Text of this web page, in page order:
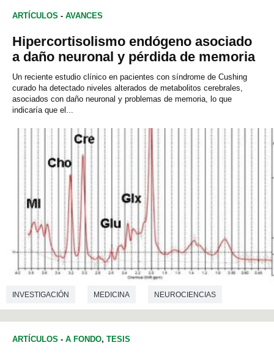
ARTÍCULOS - AVANCES
Hipercortisolismo endógeno asociado
a daño neuronal y pérdida de memoria
Un reciente estudio clínico en pacientes con síndrome de Cushing
curado ha detectado niveles alterados de metabolitos cerebrales,
asociados con daño neuronal y problemas de memoria, lo que
indicaría que el...
INVESTIGACIÓN MEDICINA NEUROCIENCIAS
ARTÍCULOS - A FONDO, TESIS